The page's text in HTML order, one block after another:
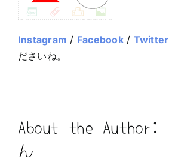
Instagram / Facebook/ Twitter
ださいね。
About the Author:
ん